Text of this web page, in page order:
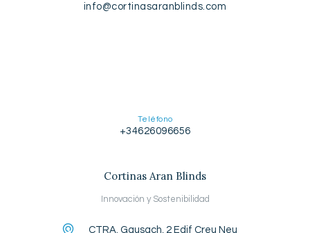
info@cortinasaranblinds.com
Teléfono
+34626096656
Cortinas Aran Blinds
Innovación y Sostenibilidad
CTRA. Gausach, 2 Edif Creu Neu